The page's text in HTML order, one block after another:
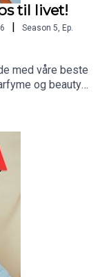
til livet!
| Season 5, Ep.
med våre beste
og beauty,
barna sine om
planer i
til
vi også en liste
nødvendigvis